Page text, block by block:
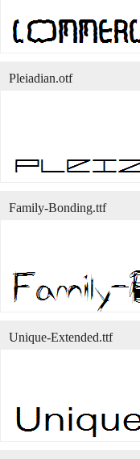
Pleiadian.otf
Family-Bonding.ttf
Unique-Extended.ttf